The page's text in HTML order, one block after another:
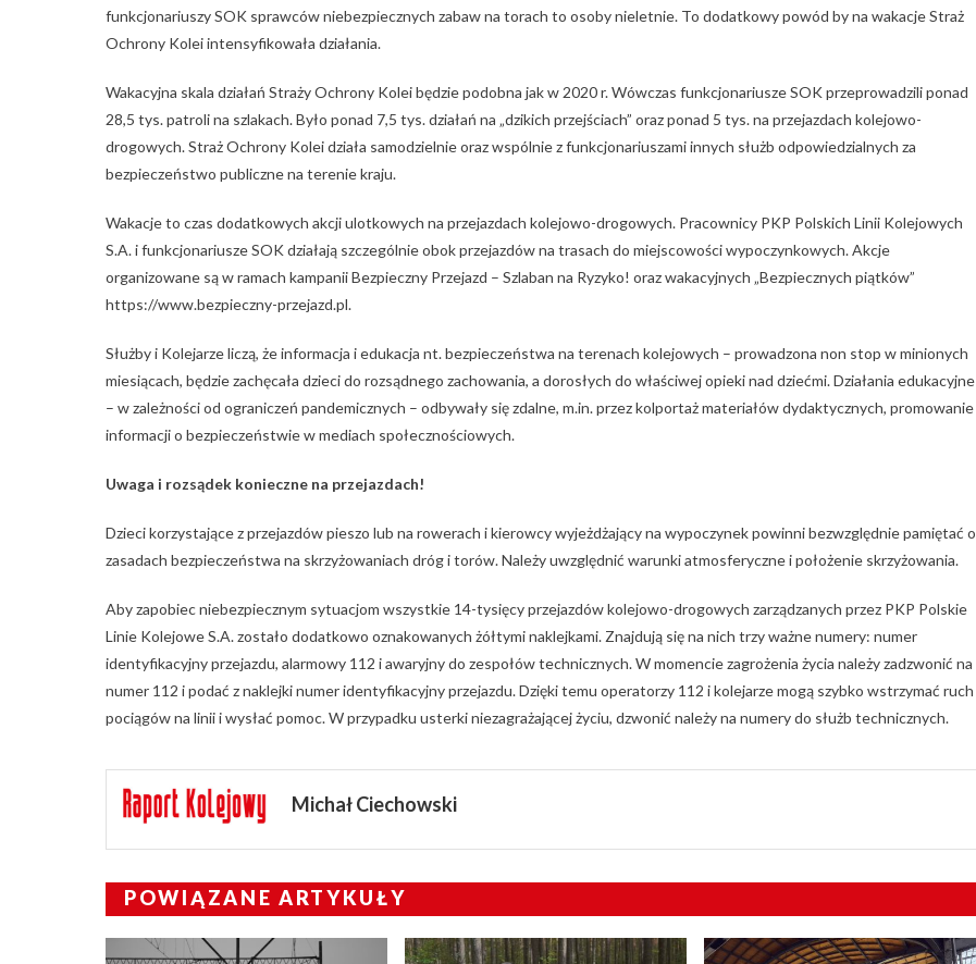
funkcjonariuszy SOK sprawców niebezpiecznych zabaw na torach to osoby nieletnie. To dodatkowy powód by na wakacje Straż
Ochrony Kolei intensyfikowała działania.
Wakacyjna skala działań Straży Ochrony Kolei będzie podobna jak w 2020 r. Wówczas funkcjonariusze SOK przeprowadzili ponad
28,5 tys. patroli na szlakach. Było ponad 7,5 tys. działań na „dzikich przejściach” oraz ponad 5 tys. na przejazdach kolejowo-
drogowych. Straż Ochrony Kolei działa samodzielnie oraz wspólnie z funkcjonariuszami innych służb odpowiedzialnych za
bezpieczeństwo publiczne na terenie kraju.
Wakacje to czas dodatkowych akcji ulotkowych na przejazdach kolejowo-drogowych. Pracownicy PKP Polskich Linii Kolejowych
S.A. i funkcjonariusze SOK działają szczególnie obok przejazdów na trasach do miejscowości wypoczynkowych. Akcje
organizowane są w ramach kampanii Bezpieczny Przejazd – Szlaban na Ryzyko! oraz wakacyjnych „Bezpiecznych piątków”
https://www.bezpieczny-przejazd.pl.
Służby i Kolejarze liczą, że informacja i edukacja nt. bezpieczeństwa na terenach kolejowych – prowadzona non stop w minionych
miesiącach, będzie zachęcała dzieci do rozsądnego zachowania, a dorosłych do właściwej opieki nad dziećmi. Działania edukacyjne
– w zależności od ograniczeń pandemicznych – odbywały się zdalne, m.in. przez kolportaż materiałów dydaktycznych, promowanie
informacji o bezpieczeństwie w mediach społecznościowych.
Uwaga i rozsądek konieczne na przejazdach!
Dzieci korzystające z przejazdów pieszo lub na rowerach i kierowcy wyjeżdżający na wypoczynek powinni bezwzględnie pamiętać o
zasadach bezpieczeństwa na skrzyżowaniach dróg i torów. Należy uwzględnić warunki atmosferyczne i położenie skrzyżowania.
Aby zapobiec niebezpiecznym sytuacjom wszystkie 14-tysięcy przejazdów kolejowo-drogowych zarządzanych przez PKP Polskie
Linie Kolejowe S.A. zostało dodatkowo oznakowanych żółtymi naklejkami. Znajdują się na nich trzy ważne numery: numer
identyfikacyjny przejazdu, alarmowy 112 i awaryjny do zespołów technicznych. W momencie zagrożenia życia należy zadzwonić na
numer 112 i podać z naklejki numer identyfikacyjny przejazdu. Dzięki temu operatorzy 112 i kolejarze mogą szybko wstrzymać ruch
pociągów na linii i wysłać pomoc. W przypadku usterki niezagrażającej życiu, dzwonić należy na numery do służb technicznych.
Michał Ciechowski
POWIĄZANE ARTYKUŁY